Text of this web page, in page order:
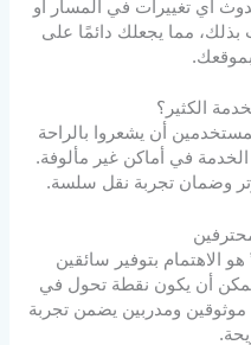
أي تغييرات في المسار أو
بذلك، مما يجعلك دائمًا على
الكثير؟
أن يشعروا بالراحة
الخدمة في أماكن غير مألوفة.
وضمان تجربة نقل سلسة.
الاهتمام بتوفير سائقين
أن يكون نقطة تحول في
ومدربين يضمن تجربة